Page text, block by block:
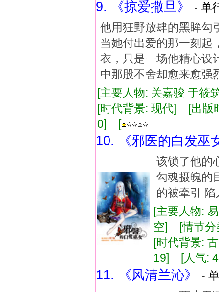
9. 《掠爱撒旦》
- 单
他用狂野放肆的黑眸勾
当她付出爱的那一刻起
衣，只是一场他精心设
中那股不舍却愈来愈
[主要人物: 关嘉骏 于
[时代背景: 现代] [出
0] [
10. 《邪医的白发巫
该锁了他的
勾魂摄魄的
的被牵引
[主要人物:
空] [情节
[时代背景:
19] [人气:
11. 《风清兰沁》
-